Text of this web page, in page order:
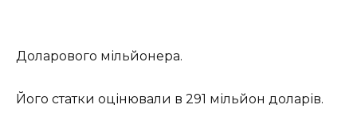
Доларового мільйонера.
Його статки оцінювали в 291 мільйон доларів.